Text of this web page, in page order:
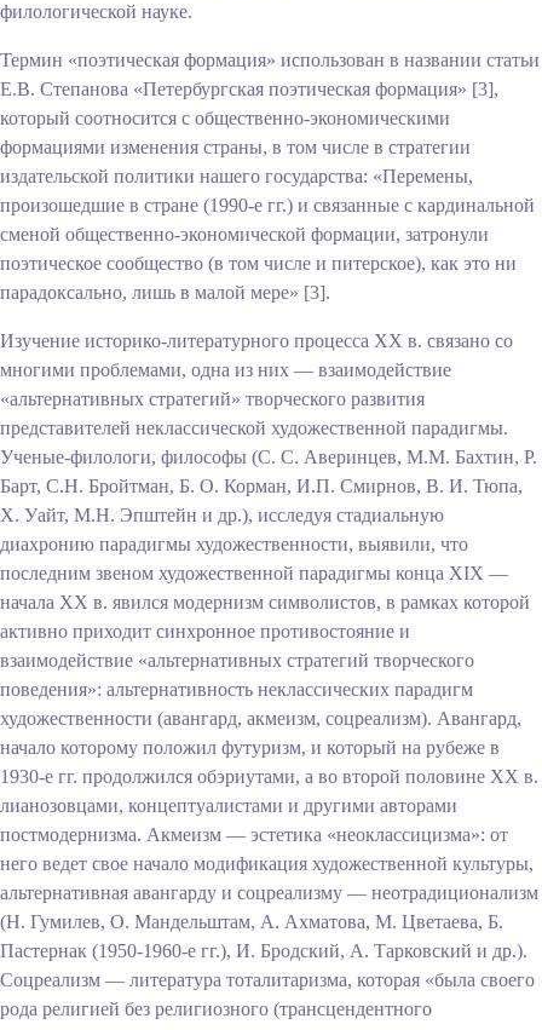
филологической науке.
Термин «поэтическая формация» использован в названии статьи
Е.В. Степанова «Петербургская поэтическая формация» [3],
который соотносится с общественно-экономическими
формациями изменения страны, в том числе в стратегии
издательской политики нашего государства: «Перемены,
произошедшие в стране (1990-е гг.) и связанные с кардинальной
сменой общественно-экономической формации, затронули
поэтическое сообщество (в том числе и питерское), как это ни
парадоксально, лишь в малой мере» [3].
Изучение историко-литературного процесса XX в. связано со
многими проблемами, одна из них — взаимодействие
«альтернативных стратегий» творческого развития
представителей неклассической художественной парадигмы.
Ученые-филологи, философы (С. С. Аверинцев, М.М. Бахтин, Р.
Барт, С.Н. Бройтман, Б. О. Корман, И.П. Смирнов, В. И. Тюпа,
X. Уайт, М.Н. Эпштейн и др.), исследуя стадиальную
диахронию парадигмы художественности, выявили, что
последним звеном художественной парадигмы конца XIX —
начала XX в. явился модернизм символистов, в рамках которой
активно приходит синхронное противостояние и
взаимодействие «альтернативных стратегий творческого
поведения»: альтернативность неклассических парадигм
художественности (авангард, акмеизм, соцреализм). Авангард,
начало которому положил футуризм, и который на рубеже в
1930-е гг. продолжился обэриутами, а во второй половине XX в.
лианозовцами, концептуалистами и другими авторами
постмодернизма. Акмеизм — эстетика «неоклассицизма»: от
него ведет свое начало модификация художественной культуры,
альтернативная авангарду и соцреализму — неотрадиционализм
(Н. Гумилев, О. Мандельштам, А. Ахматова, М. Цветаева, Б.
Пастернак (1950-1960-е гг.), И. Бродский, А. Тарковский и др.).
Соцреализм — литература тоталитаризма, которая «была своего
рода религией без религиозного (трансцендентного